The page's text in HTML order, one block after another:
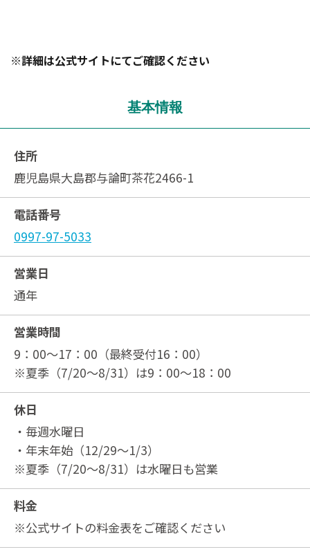
※詳細は公式サイトにてご確認ください
基本情報
住所
鹿児島県大島郡与論町茶花2466-1
電話番号
0997-97-5033
営業日
通年
営業時間
9：00～17：00（最終受付16：00）
※夏季（7/20～8/31）は9：00～18：00
休日
・毎週水曜日
・年末年始（12/29～1/3）
※夏季（7/20～8/31）は水曜日も営業
料金
※公式サイトの料金表をご確認ください